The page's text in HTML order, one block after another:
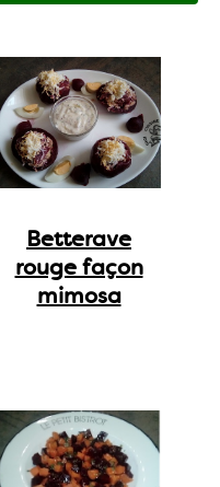
Betterave
rouge façon
mimosa